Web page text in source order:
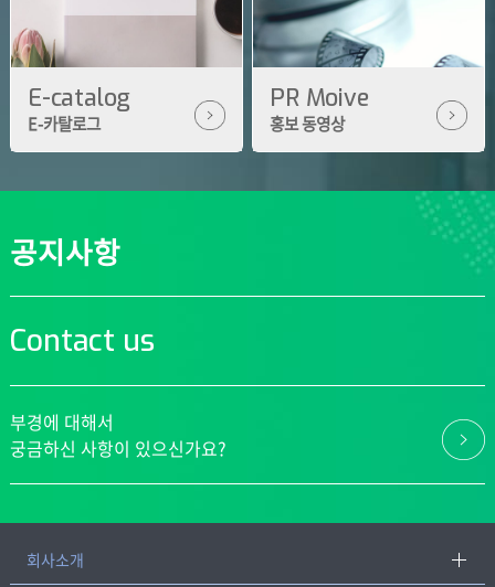
E-catalog
E-카탈로그
PR Moive
홍보 동영상
공지사항
Contact us
부경에 대해서
궁금하신 사항이 있으신가요?
회사소개